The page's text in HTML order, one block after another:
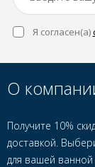
Я согласен(a)
О
Получите 10%
доставкой.
для вашей